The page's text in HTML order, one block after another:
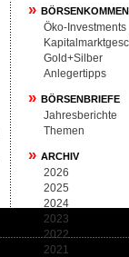
»
Öko-Investments
Gold+Silber
Anlegertipps
» BÖRSENBRIEFE
Jahresberichte
Themen
» ARCHIV
2026
2025
2024
2023
2022
2021